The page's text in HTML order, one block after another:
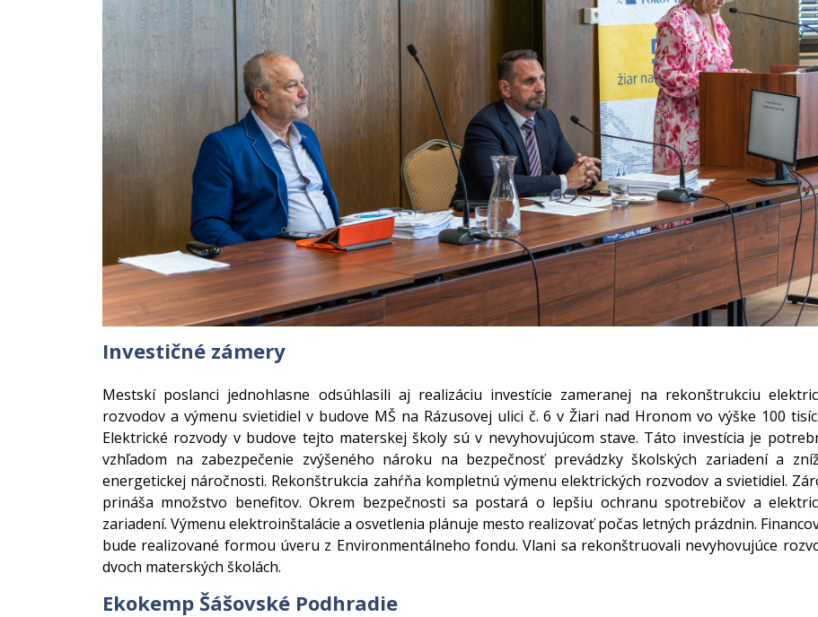
Investičné zámery
Mestskí poslanci jednohlasne odsúhlasili aj realizáciu investície zameranej na rekonštrukciu
rozvodov a výmenu svietidiel v budove MŠ na Rázusovej ulici č. 6 v Žiari nad Hronom vo výške 100
Elektrické rozvody v budove tejto materskej školy sú v nevyhovujúcom stave. Táto investícia je
vzhľadom na zabezpečenie zvýšeného nároku na bezpečnosť prevádzky školských zariadení a
energetickej náročnosti. Rekonštrukcia zahŕňa kompletnú výmenu elektrických rozvodov a svietidiel.
prináša množstvo benefitov. Okrem bezpečnosti sa postará o lepšiu ochranu spotrebičov a
zariadení. Výmenu elektroinštalácie a osvetlenia plánuje mesto realizovať počas letných prázdnin.
bude realizované formou úveru z Environmentálneho fondu. Vlani sa rekonštruovali nevyhovujúce
dvoch materských školách.
Ekokemp Šášovské Podhradie